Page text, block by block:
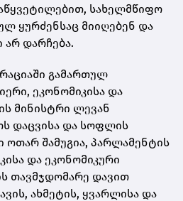
სახელმწიფო
ყურძენსაც მიიღებენ და
არ დარჩება.
გამართულ
ეკონომიკისა და
მინისტრი ლევან
დაცვისა და სოფლის
ოთარ შამუგია, პარლამენტის
და ეკონომიკური
თავმჯდომარე დავით
ახმეტის, ყვარლისა და